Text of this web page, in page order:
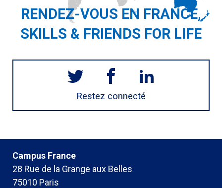
RENDEZ-VOUS EN FRANCE,
SKILLS & FRIENDS FOR LIFE
Restez connecté
Campus France
28 Rue de la Grange aux Belles
75010 Paris